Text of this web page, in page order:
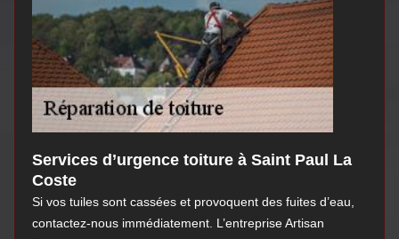
Services d’urgence toiture à Saint Paul La
Coste
Si vos tuiles sont cassées et provoquent des fuites d’eau,
contactez-nous immédiatement. L’entreprise Artisan